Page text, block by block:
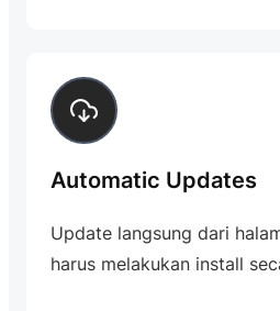
Automatic Updates
Update langsung dari
harus melakukan install